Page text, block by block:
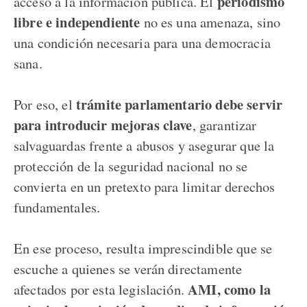
libre e independiente no es una amenaza, sino
una condición necesaria para una democracia
sana.
Por eso, el trámite parlamentario debe servir
para introducir mejoras clave, garantizar
salvaguardas frente a abusos y asegurar que la
protección de la seguridad nacional no se
convierta en un pretexto para limitar derechos
fundamentales.
En ese proceso, resulta imprescindible que se
escuche a quienes se verán directamente
afectados por esta legislación.AMI, como la